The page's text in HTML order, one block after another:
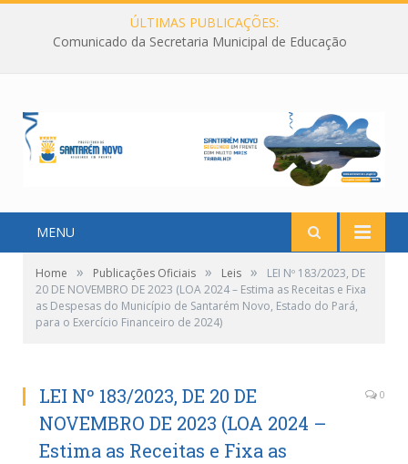
ÚLTIMAS PUBLICAÇÕES:
Comunicado da Secretaria Municipal de Educação
MENU
Home » Publicações Oficiais » Leis »
LEI Nº 183/2023, DE
20 DE NOVEMBRO DE 2023 (LOA 2024 – Estima as Receitas e Fixa
as Despesas do Município de Santarém Novo, Estado do Pará,
para o Exercício Financeiro de 2024)
LEI Nº 183/2023, DE 20 DE
NOVEMBRO DE 2023 (LOA 2024 –
Estima as Receitas e Fixa as
0